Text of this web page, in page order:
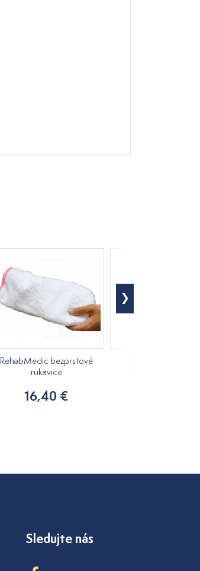
RehabMedic bezprstové
rukavice
16,40 €
Sledujte nás